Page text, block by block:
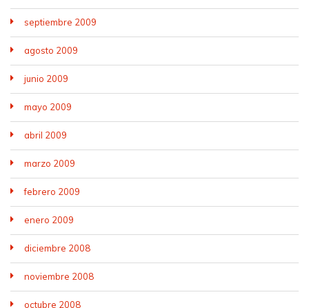
septiembre 2009
agosto 2009
junio 2009
mayo 2009
abril 2009
marzo 2009
febrero 2009
enero 2009
diciembre 2008
noviembre 2008
octubre 2008